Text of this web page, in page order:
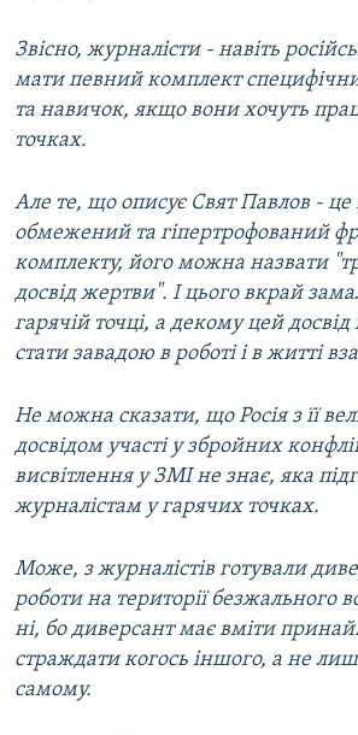
Звісно, журналісти - навіть
мати певний комплект
та навичок, якщо вони хочуть
точках.
Але те, що описує Свят Павлов - це
обмежений та гіпертрофований
комплекту, його можна назвати
досвід жертви". І цього вкрай
гарячій точці, а декому цей
стати завадою в роботі і в житті
Не можна сказати, що Росія з її
досвідом участі у збройних
висвітлення у ЗМІ не знає, яка
журналістам у гарячих точках.
Може, з журналістів готували
роботи на території безжального
ні, бо диверсант має вміти
страждати когось іншого, а не
самому.